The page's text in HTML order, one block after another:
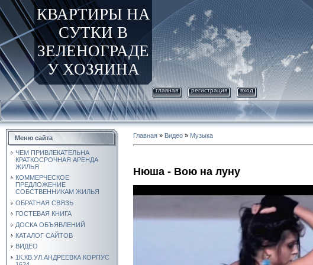
КВАРТИРЫ НА
СУТКИ В
ЗЕЛЕНОГРАДЕ
У ХОЗЯИНА
главная регистрация вход
Меню сайта
ЧЕМ ПРИВЛЕКАТЕЛЬНА
КРАТКОСРОЧНАЯ АРЕНДА
ЖИЛЬЯ
КОММЕРЧЕСКОЕ
ПРЕДЛОЖЕНИЕ
СОБСТВЕННИКАМ ЖИЛЬЯ
ОБРАТНАЯ СВЯЗЬ
ГОСТЕВАЯ КНИГА
ДОСКА ОБЪЯВЛЕНИЙ
КАТАЛОГ САЙТОВ
ВИДЕО
1К.КВ.УЛ.АНДРЕЕВКА КОРПУС
Главная » Видео » Музыка
Нюша - Вою на луну